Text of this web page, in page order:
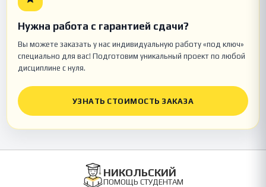
Нужна работа с гарантией сдачи?
Вы можете заказать у нас индивидуальную работу «под ключ»
специально для вас! Подготовим уникальный проект по любой
дисциплине с нуля.
УЗНАТЬ СТОИМОСТЬ ЗАКАЗА
НИКОЛЬСКИЙ
ПОМОЩЬ СТУДЕНТАМ